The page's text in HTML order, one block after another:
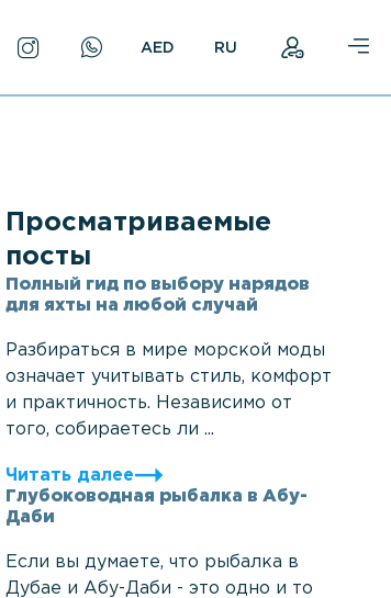
RU
Просматриваемые
посты
Полный гид по выбору нарядов
для яхты на любой случай
Разбираться в мире морской моды
означает учитывать стиль, комфорт
и практичность. Независимо от
того, собираетесь ли ...
Читать далее
Глубоководная рыбалка в Абу-
Даби
Если вы думаете, что рыбалка в
Дубае и Абу-Даби - это одно и то